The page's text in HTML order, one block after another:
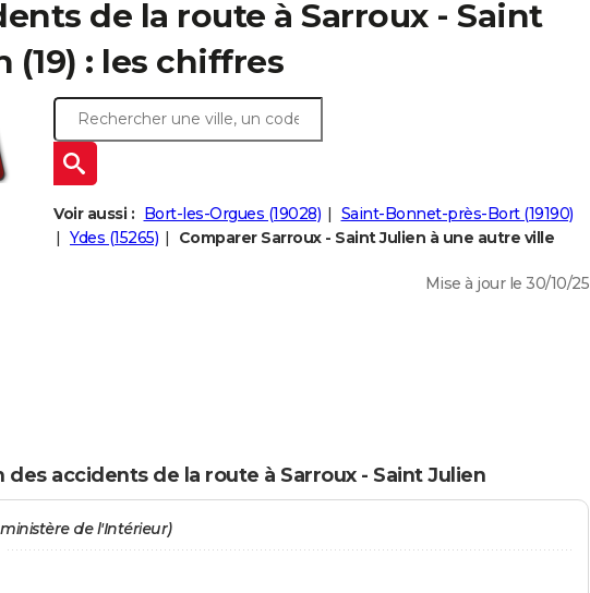
de la route à Sarroux - Saint
(19) : les chiffres
Voir aussi : Bort-les-Orgues (19028)
Saint-Bonnet-près-Bort (19190)
Ydes (15265)
Comparer Sarroux - Saint Julien à une autre ville
Mise à jour le 30/10/25
des accidents de la route à Sarroux - Saint Julien
de l'Intérieur)